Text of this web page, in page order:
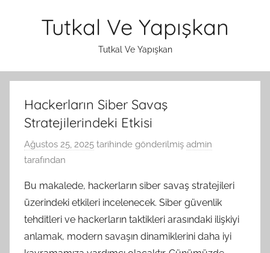
Tutkal Ve Yapışkan
Tutkal Ve Yapışkan
Hackerların Siber Savaş
Stratejilerindeki Etkisi
Ağustos 25, 2025 tarihinde gönderilmiş admin
tarafından
Bu makalede, hackerların siber savaş stratejileri
üzerindeki etkileri incelenecek. Siber güvenlik
tehditleri ve hackerların taktikleri arasındaki ilişkiyi
anlamak, modern savaşın dinamiklerini daha iyi